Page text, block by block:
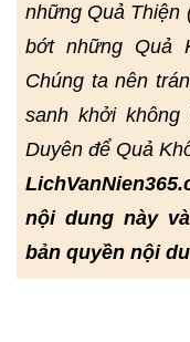
những Quả Thiện
bớt những Quả
Chúng ta nên
sanh khởi
Duyên để Quả
nội dung này
bản quyền nội